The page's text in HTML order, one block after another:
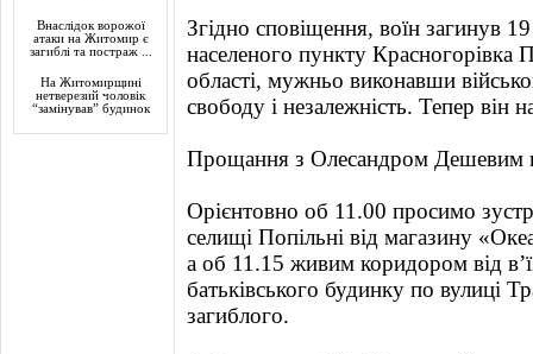
Внаслідок ворожої
атаки на Житомир є
загиблі та постраж ...
На Житомирщині
нетверезий чоловік
“замінував” будинок
Згідно сповіщення, воїн загинув
населеного пункту Красногорівка
області, мужньо виконавши
свободу і незалежність. Тепер
Прощання з Олесандром Дешевим
Орієнтовно об 11.00 просимо
селищі Попільні від магазину
а об 11.15 живим коридором від
батьківського будинку по вулиці
загиблого.